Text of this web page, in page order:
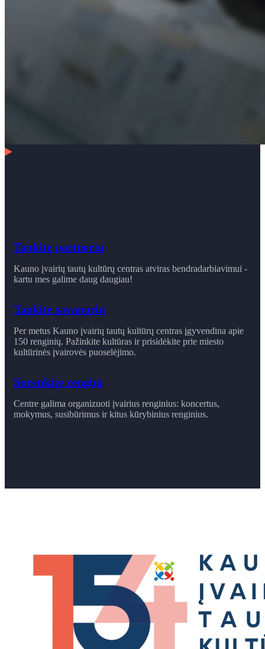
Tapkite partneriu
Kauno įvairių tautų kultūrų centras atviras bendradarbiavimui -
kartu mes galime daug daugiau!
Tapkite savanoriu
Per metus Kauno įvairių tautų kultūrų centras įgyvendina apie
150 renginių. Pažinkite kultūras ir prisidėkite prie miesto
kultūrinės įvairovės puoselėjimo.
Surenkite renginį
Centre galima organizuoti įvairius renginius: koncertus,
mokymus, susibūrimus ir ​kitus kūrybinius renginius.